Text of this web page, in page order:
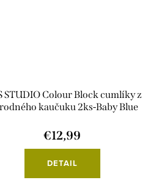
STUDIO Colour Block cumlíky z
kaučuku 2ks-Baby Blue
€12,99
DETAIL